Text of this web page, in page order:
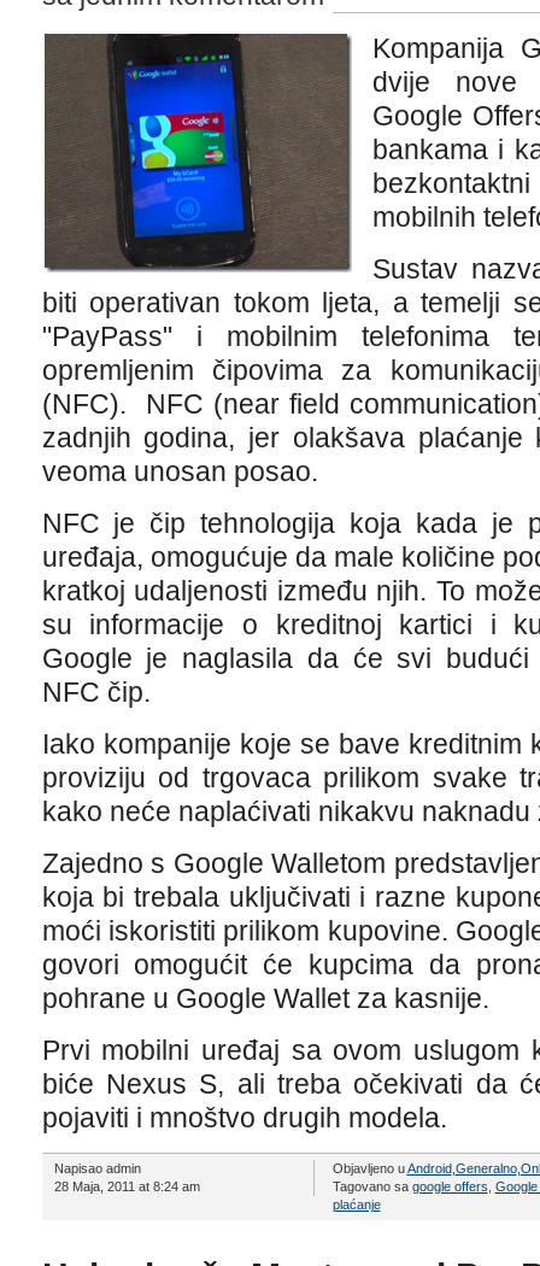
Kompanija
dvije nove
Google
bankama i
mobilnih
Sustav
biti operativan tokom ljeta, a temelji
"PayPass" i mobilnim telefonima
opremljenim čipovima za
(NFC). NFC (near field
zadnjih godina, jer olakšava
veoma unosan posao.
NFC je čip tehnologija koja kada je
uređaja, omogućuje da male količine
kratkoj udaljenosti između njih. To
su informacije o kreditnoj kartici i
Google je naglasila da će svi budući
NFC čip.
Iako kompanije koje se bave kreditnim
proviziju od trgovaca prilikom svake
kako neće naplaćivati nikakvu naknadu
Zajedno s Google Walletom
koja bi trebala uključivati i razne
moći iskoristiti prilikom kupovine.
govori omogućit će kupcima da
pohrane u Google Wallet za kasnije.
Prvi mobilni uređaj sa ovom uslugom
biće Nexus S, ali treba očekivati da
pojaviti i mnoštvo drugih modela.
Napisao admin
28 Maja, 2011 at 8:24 am
Objavljeno uAndroid, Generalno,
Tagovano sa google offers Google
plaćanje